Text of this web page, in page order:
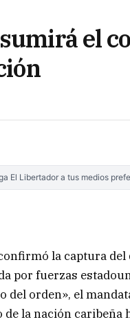
el
El Libertador a tus medios
la captura
por fuerzas
del orden», el
la nación